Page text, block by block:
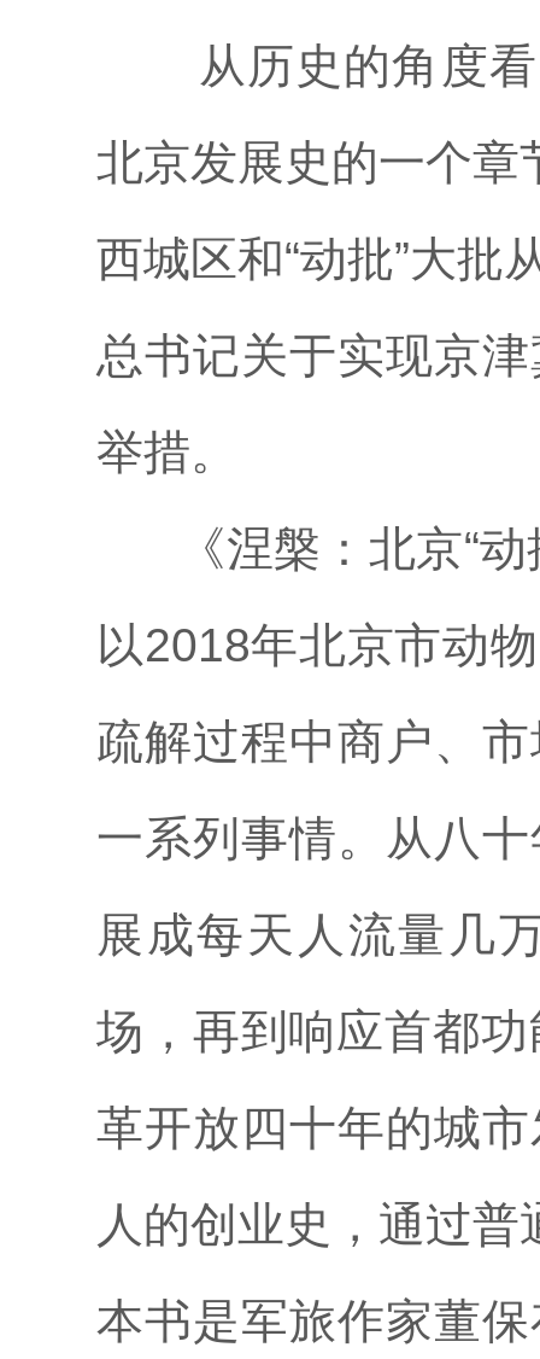
从历史的角度看
北京发展史的一个章
西城区和“动批”大批
总书记关于实现京
举措。
《涅槃：北京“
以2018年北京市动
疏解过程中商户、
一系列事情。从八
展成每天人流量几
场，再到响应首都
革开放四十年的城
人的创业史，通过
本书是军旅作家董